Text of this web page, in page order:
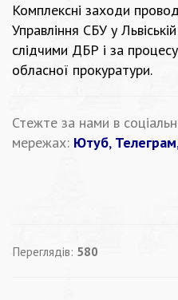
Комплексні заходи
Управління СБУ у
слідчими ДБР і за
обласної прокуратури.
Стежте за нами в
мережах: Ютуб, Телеграм
Переглядів: 580